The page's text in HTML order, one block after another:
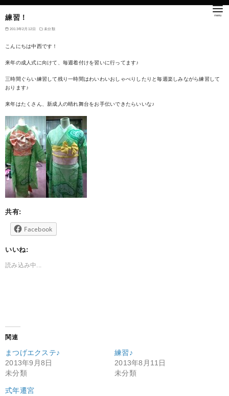
練習！
2013年2月12日 未分類
こんにちは中西です！
来年の成人式に向けて、毎週着付けを習いに行ってます♪
三時間ぐらい練習して残り一時間はわいわいおしゃべりしたりと毎週楽しみながら練習して
おります♪
来年はたくさん、新成人の晴れ舞台をお手伝いできたらいいな♪
共有:
Facebook
いいね:
読み込み中...
関連
まつげエクステ♪
2013年9月8日
未分類
練習♪
2013年8月11日
未分類
式年遷宮